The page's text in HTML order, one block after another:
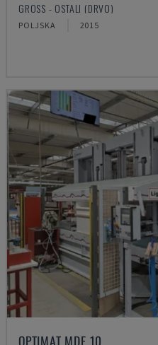
GROSS - OSTALI (DRVO)
POLJSKA 2015
OPTIMAT MDE 10